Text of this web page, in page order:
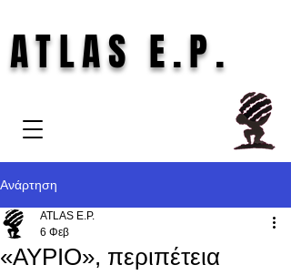
ATLAS E.P.
Ανάρτηση
«ΑΥΡΙΟ», περιπέτεια
ATLAS E.P.
6 Φεβ